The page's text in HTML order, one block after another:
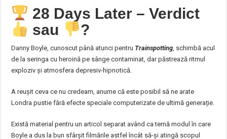
28 Days Later – Verdict
sau
?
Danny Boyle, cunoscut până atunci pentru Trainspotting , schimbă acul
de la seringa cu heroină pe sânge contaminat, dar păstrează ritmul
exploziv și atmosfera depresiv-hipnotică.
A reușit ceva ce nu credeam, anume că este posibil să ne arate
Londra pustie fără efecte speciale computerizate de ultimă generație.
Există material pentru un articol separat având ca temă modul în care
Boyle a dus la bun sfârșit filmările astfel încât să-și atingă scopul